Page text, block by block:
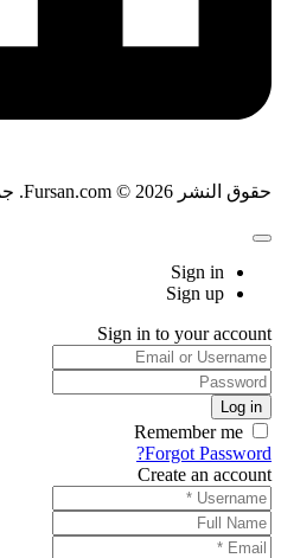
حقوق النشر Fursan.com © 2026. جميع الحقوق محفوظة.
Sign in
Sign up
Sign in to your account
Forgot Password?
Create an account